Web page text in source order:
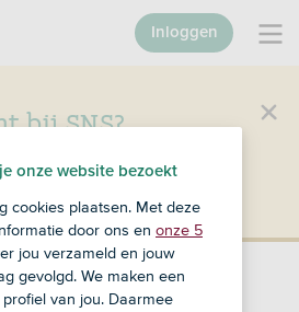
bij SNS?
en ben je nog geen
Inloggen
met
onze website bezoekt
cookies plaatsen. Met deze
door ons en onze 5
jou verzameld en jouw
gevolgd. We maken een
van jou. Daarmee